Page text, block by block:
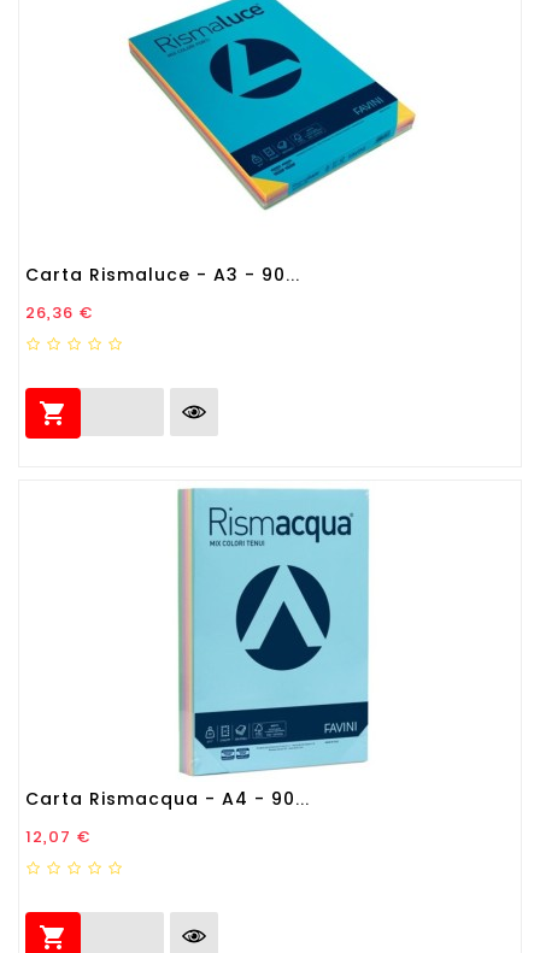
Carta Rismaluce - A3 - 90...
Prezzo
26,36 €

Carta Rismacqua - A4 - 90...
Prezzo
12,07 €
